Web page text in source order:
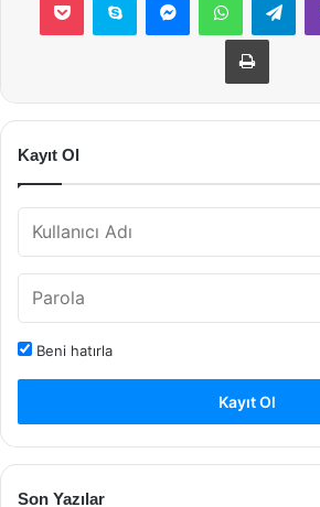
Yazdır
Kayıt Ol
Beni hatırla
Kayıt Ol
Son Yazılar